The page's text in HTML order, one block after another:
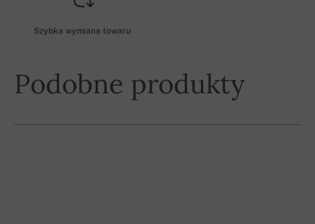
Szybka wymiana towaru
Podobne produkty